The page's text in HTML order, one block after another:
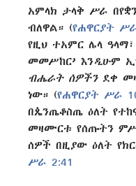
አምላክ ታላቅ ሥራ
ብለዋል። (የሐዋርያት ሥራ
የዚህ ተአምር ሌላ
መመሥከር’ እንዲሁም
ብሔራት ሰዎችንደቀ
ነው። (የሐዋርያት ሥራ
በጴንጤቆስጤ ዕለት
መዛሙርቱ የሰጡትን
ሰዎች በዚያው ዕለት
ሥራ 2:41